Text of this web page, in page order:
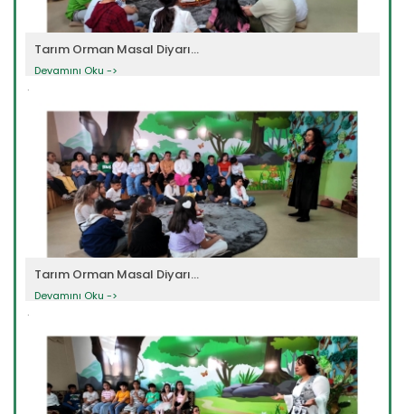
Tarım Orman Masal Diyarı...
Devamını Oku ->
Tarım Orman Masal Diyarı...
Devamını Oku ->